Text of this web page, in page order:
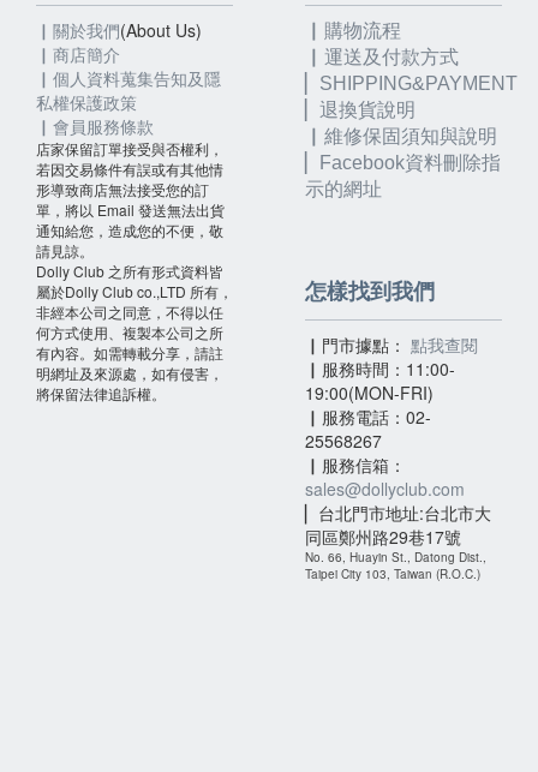
▏關於我們(About Us)
▏ 商店簡介
▏個人資料蒐集告知及隱
私權保護政策
▏會員服務條款
店家保留訂單接受與否權利，
若因交易條件有誤或有其他情
形導致商店無法接受您的訂
單，將以 Email 發送無法出貨
通知給您，造成您的不便，敬
請見諒。
Dolly Club 之所有形式資料皆
屬於Dolly Club co.,LTD 所有，
非經本公司之同意，不得以任
何方式使用、複製本公司之所
有內容。如需轉載分享，請註
明網址及來源處，如有侵害，
將保留法律追訴權。
▏購物流程
▏運送及付款方式
▏SHIPPING&PAYMENT
▏退換貨說明
▏維修保固須知與說明
Facebook資料刪除指
示的網址
怎樣找到我們
▏門市據點： 點我查閱
▏服務時間：11:00-
19:00(MON-FRI)
▏服務電話：02-
25568267
▏服務信箱：
sales@dollyclub.com
▏台北門市地址:台北市大
同區鄭州路29巷17號
No. 66, Huayin St., Datong Dist.,
Taipei City 103, Taiwan (R.O.C.)